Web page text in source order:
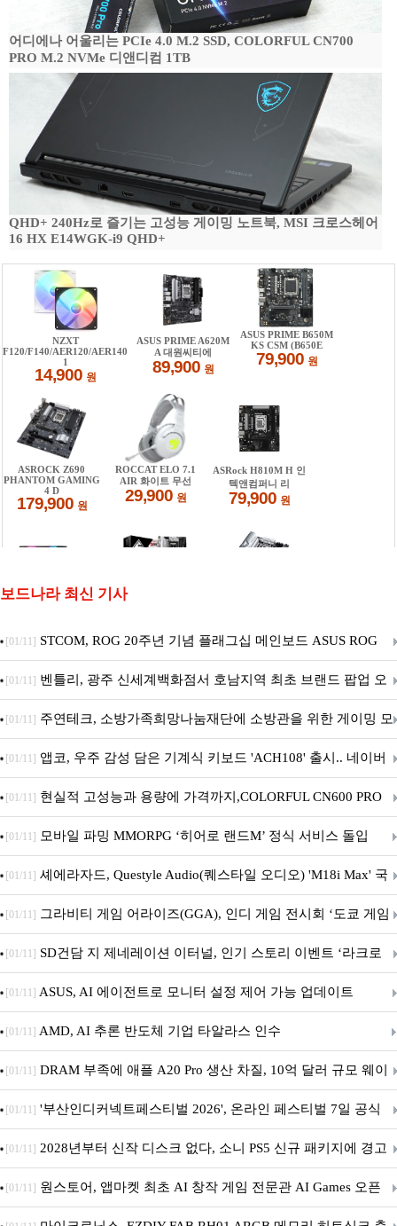
어디에나 어울리는 PCIe 4.0 M.2 SSD, COLORFUL CN700
PRO M.2 NVMe 디앤디컴 1TB
QHD+ 240Hz로 즐기는 고성능 게이밍 노트북, MSI 크로스헤어
16 HX E14WGK-i9 QHD+
보드나라 최신 기사
[01/11] STCOM, ROG 20주년 기념 플래그십 메인보드 ASUS ROG
Crosshair X870E EDITION 20 국내 출시 예정
[01/11] 벤틀리, 광주 신세계백화점서 호남지역 최초 브랜드 팝업 오
픈
[01/11] 주연테크, 소방가족희망나눔재단에 소방관을 위한 게이밍 모
니터·스마트 펫 침대 기부
[01/11] 앱코, 우주 감성 담은 기계식 키보드 'ACH108' 출시.. 네이버
브랜드데이 기획전 진행
[01/11] 현실적 고성능과 용량에 가격까지,COLORFUL CN600 PRO
M.2 NVMe 디앤디컴 1TB
[01/11] 모바일 파밍 MMORPG ‘히어로 랜드M’ 정식 서비스 돌입
[01/11] 셰에라자드, Questyle Audio(퀘스타일 오디오) 'M18i Max' 국
내 정식 출시
[01/11] 그라비티 게임 어라이즈(GGA), 인디 게임 전시회 ‘도쿄 게임
던전 13’ 참가!
[01/11] SD건담 지 제네레이션 이터널, 인기 스토리 이벤트 ‘라크로
아의 용사’ 재개최 및 풍성한 기념 이벤트 실시!
[01/11] ASUS, AI 에이전트로 모니터 설정 제어 가능 업데이트
[01/11] AMD, AI 추론 반도체 기업 타알라스 인수
[01/11] DRAM 부족에 애플 A20 Pro 생산 차질, 10억 달러 규모 웨이
퍼 대기
[01/11] '부산인디커넥트페스티벌 2026', 온라인 페스티벌 7일 공식
개막... 22일간 진행
[01/11] 2028년부터 신작 디스크 없다, 소니 PS5 신규 패키지에 경고
문 추가
[01/11] 원스토어, 앱마켓 최초 AI 창작 게임 전문관 AI Games 오픈